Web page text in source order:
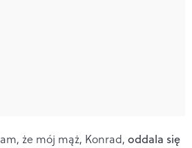
że mój mąż, Konrad, oddala się